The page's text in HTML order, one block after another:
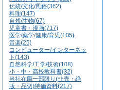
伝統/文化/風俗(362)
料理(147)
自然/生物(67)
児童書・漫画(717)
医学/薬学/健康/育児(105)
音楽(25)
コンピューター/インターネッ
ト(143)
自然科学/工学/技術(108)
小・中・高校教科書(32)
当社在庫一部限り(非売・絶
版・品切)特価資料(217)